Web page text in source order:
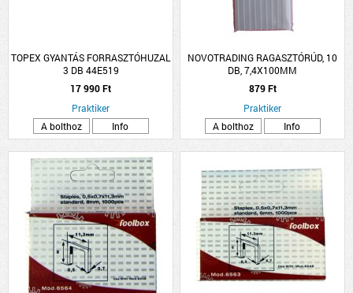
TOPEX GYANTÁS FORRASZTÓHUZAL
3 DB 44E519
17 990 Ft
Praktiker
A bolthoz
Info
NOVOTRADING RAGASZTÓRÚD, 10
DB, 7,4X100MM
879 Ft
Praktiker
A bolthoz
Info